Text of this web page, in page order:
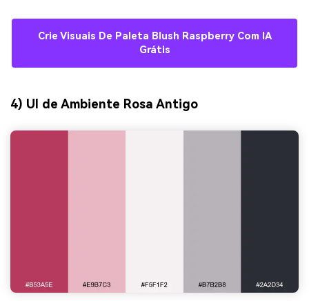
Crie Visuais De Paleta Blush Raspberry Com IA
Grátis
4) UI de Ambiente Rosa Antigo